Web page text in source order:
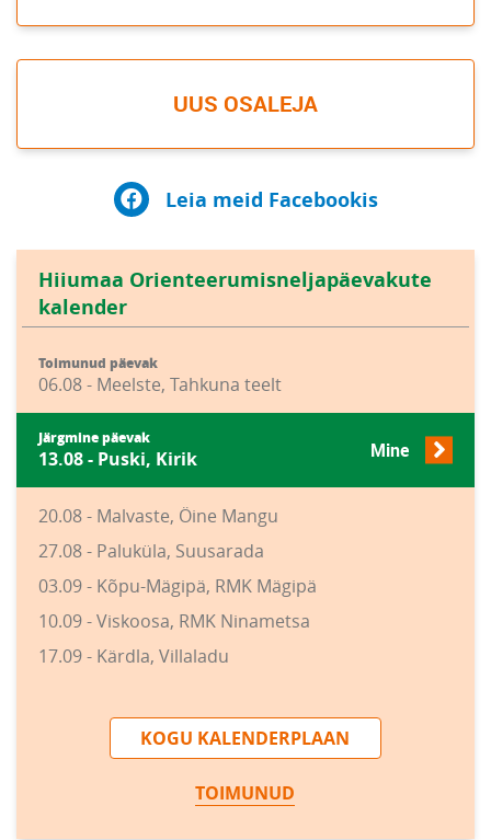
UUS OSALEJA
Leia meid Facebookis
Hiiumaa Orienteerumisneljapäevakute
kalender
Toimunud päevak
06.08 - Meelste, Tahkuna teelt
Järgmine päevak
13.08 - Puski, Kirik Mine
20.08 - Malvaste, Öine Mangu
27.08 - Paluküla, Suusarada
03.09 - Kõpu-Mägipä, RMK Mägipä
10.09 - Viskoosa, RMK Ninametsa
17.09 - Kärdla, Villaladu
KOGU KALENDERPLAAN
TOIMUNUD